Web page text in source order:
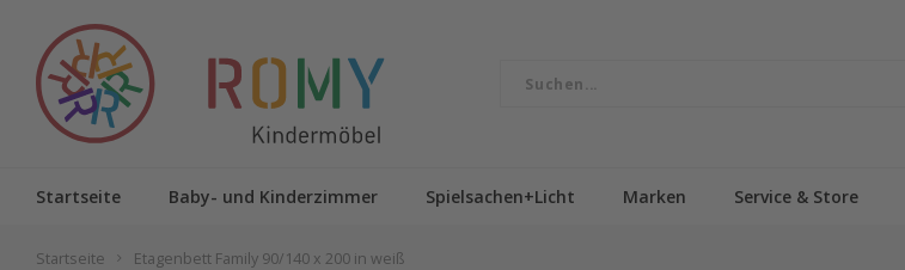
Startseite Baby- und Kinderzimmer Spielsachen+Licht Marken Service & Store
Startseite Etagenbett Family 90/140 x 200 in weiß